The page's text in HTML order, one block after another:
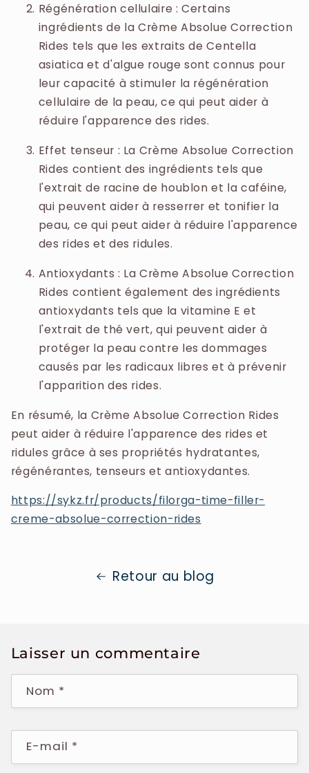
Régénération cellulaire : Certains
ingrédients de la Crème Absolue Correction
Rides tels que les extraits de Centella
asiatica et d'algue rouge sont connus pour
leur capacité à stimuler la régénération
cellulaire de la peau, ce qui peut aider à
réduire l'apparence des rides.
Effet tenseur : La Crème Absolue Correction
Rides contient des ingrédients tels que
l'extrait de racine de houblon et la caféine,
qui peuvent aider à resserrer et tonifier la
peau, ce qui peut aider à réduire l'apparence
des rides et des ridules.
Antioxydants : La Crème Absolue Correction
Rides contient également des ingrédients
antioxydants tels que la vitamine E et
l'extrait de thé vert, qui peuvent aider à
protéger la peau contre les dommages
causés par les radicaux libres et à prévenir
l'apparition des rides.
En résumé, la Crème Absolue Correction Rides
peut aider à réduire l'apparence des rides et
ridules grâce à ses propriétés hydratantes,
régénérantes, tenseurs et antioxydantes.
https://sykz.fr/products/filorga-time-filler-
creme-absolue-correction-rides
Retour au blog
Laisser un commentaire
Nom *
E-mail *